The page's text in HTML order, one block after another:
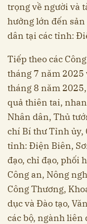
trọng về người và
hưởng lớn đến
dân tại các tỉnh:
Tiếp theo các
tháng 7 năm 2025
tháng 8 năm
quả thiên tai,
Nhân dân, Thủ
chí Bí thư Tỉnh ủy,
tỉnh: Điện Biên,
đạo, chỉ đạo, phối
Công an, Nông
Công Thương,
dục và Đào tạo,
các bộ, ngành